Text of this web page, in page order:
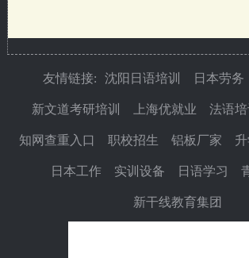
友情链接: 沈阳日语培训 日本劳务
新文道考研培训 上海优就业 法语培
知网查重入口 职校招生 铝板厂家
日本工作 实训设备 日语学习
新干线教育集团